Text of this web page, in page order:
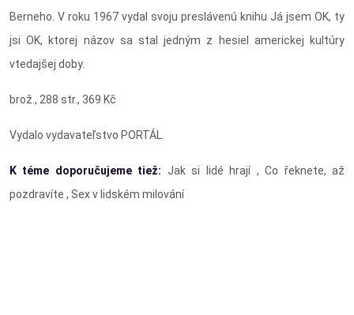
Berneho. V roku 1967 vydal svoju preslávenú knihu Já jsem OK, ty
jsi OK, ktorej názov sa stal jedným z hesiel americkej kultúry
vtedajšej doby.
brož., 288 str., 369 Kč
Vydalo vydavateľstvo PORTÁL.
K téme doporučujeme tiež: Jak si lidé hrají , Co řeknete, až
pozdravíte , Sex v lidském milování